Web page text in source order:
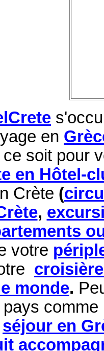
en
ce soit pour
en Hôtel-
Crète (
,
votre
monde.
pays
séjour en